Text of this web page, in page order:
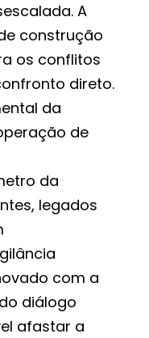
A
construção
os conflitos
direto.
da
de
da
legados
com a
diálogo
afastar a